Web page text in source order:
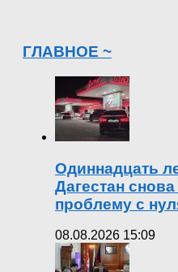
ГЛАВНОЕ ~
Одиннадцать
Дагестан
проблему с
08.08.2026 15:09